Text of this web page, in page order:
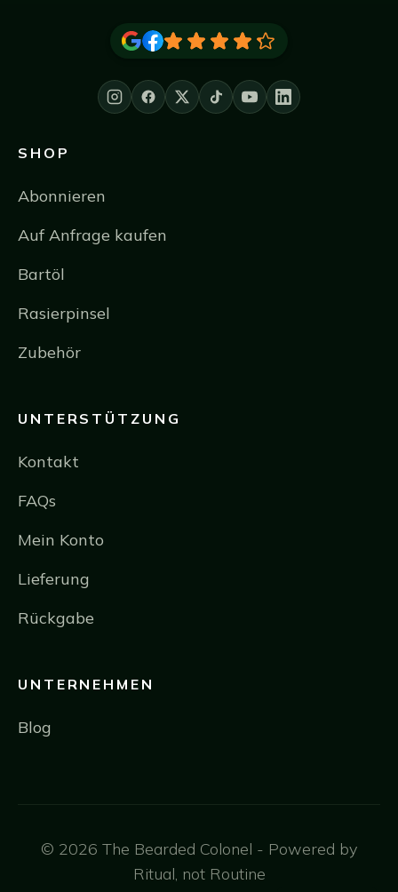
SHOP
Abonnieren
Auf Anfrage kaufen
Bartöl
Rasierpinsel
Zubehör
UNTERSTÜTZUNG
Kontakt
FAQs
Mein Konto
Lieferung
Rückgabe
UNTERNEHMEN
Blog
© 2026 The Bearded Colonel - Powered by
Ritual, not Routine